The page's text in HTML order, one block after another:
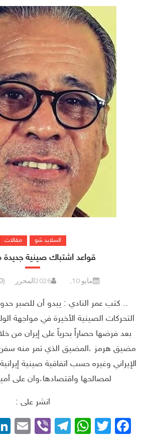
السلايد شو مقالات
قواعد اشتباك صينية جديدة
مايو 10, 2026 المحرر
.. كتب عمر النادي : يبدو أن للصبر
التحركات الصينية الأخيرة في مواجهة
بعد فرضها حصاراً بحرياً على إيران من
مضيق هرمز ،المضيق الذي تمر منه سفن
الإيراني وغيره حسب اتفاقية صينية
لمصالحها واقتصادها،وان على
انشر على :
Facebook
Twitter
WhatsApp